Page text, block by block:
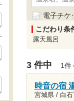
電子チケ
こだわり条
露天風呂
3 件中 1件
時音の宿
宮城県 / 白